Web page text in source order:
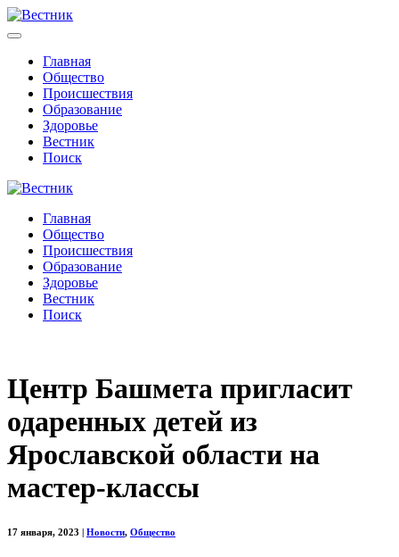
Главная
Общество
Происшествия
Образование
Здоровье
Вестник
Поиск
Главная
Общество
Происшествия
Образование
Здоровье
Вестник
Поиск
Центр Башмета пригласит
одаренных детей из
Ярославской области на
мастер-классы
17 января, 2023 Новости, Общество